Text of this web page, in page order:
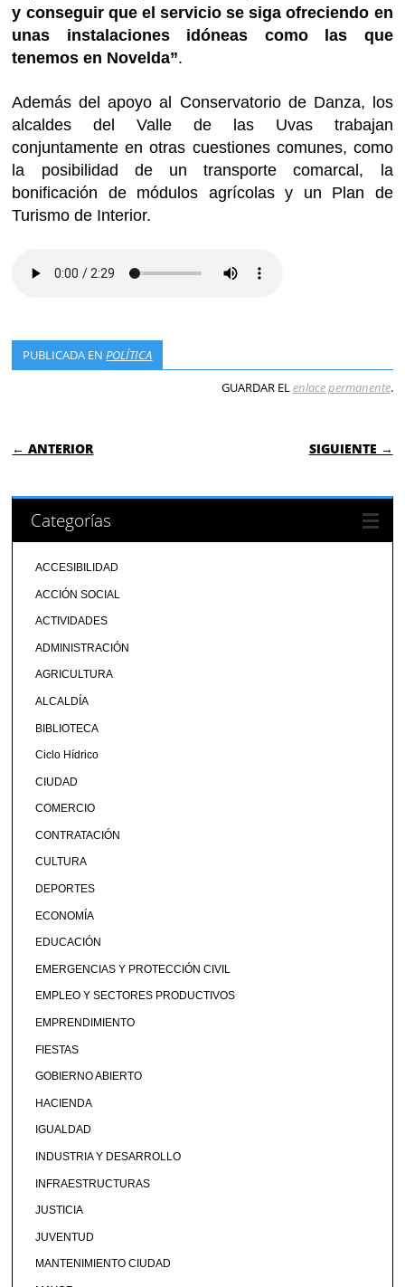
y conseguir que el servicio se siga ofreciendo en
unas instalaciones idóneas como las que
tenemos en Novelda”.
Además del apoyo al Conservatorio de Danza, los
alcaldes del Valle de las Uvas trabajan
conjuntamente en otras cuestiones comunes, como
la posibilidad de un transporte comarcal, la
bonificación de módulos agrícolas y un Plan de
Turismo de Interior.
PUBLICADA ENPOLÍTICA
GUARDAR ELenlace permanente.
NAVEGACIÓN DE ENTRADAS
← ANTERIOR SIGUIENTE →
Categorías
ACCESIBILIDAD
ACCIÓN SOCIAL
ACTIVIDADES
ADMINISTRACIÓN
AGRICULTURA
ALCALDÍA
BIBLIOTECA
Ciclo Hídrico
CIUDAD
COMERCIO
CONTRATACIÓN
CULTURA
DEPORTES
ECONOMÍA
EDUCACIÓN
EMERGENCIAS Y PROTECCIÓN CIVIL
EMPLEO Y SECTORES PRODUCTIVOS
EMPRENDIMIENTO
FIESTAS
GOBIERNO ABIERTO
HACIENDA
IGUALDAD
INDUSTRIA Y DESARROLLO
INFRAESTRUCTURAS
JUSTICIA
JUVENTUD
MANTENIMIENTO CIUDAD